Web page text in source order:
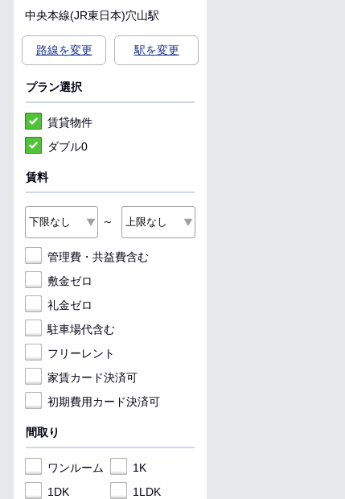
中央本線(JR東日本)穴山駅
路線を変更 駅を変更
プラン選択
賃貸物件
ダブル0
賃料
～
管理費・共益費含む
敷金ゼロ
礼金ゼロ
駐車場代含む
フリーレント
家賃カード決済可
初期費用カード決済可
間取り
ワンルーム
1K
1DK
1LDK